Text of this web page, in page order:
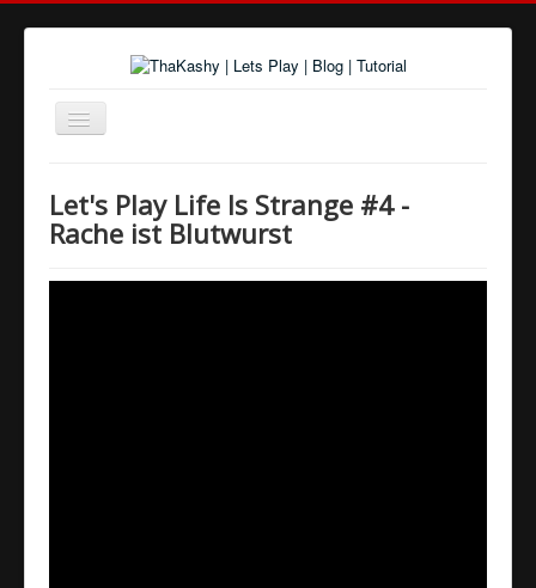
Navigation
an/aus
Über uns
Let's Play Life Is Strange #4 -
Rache ist Blutwurst